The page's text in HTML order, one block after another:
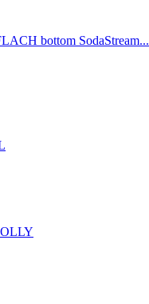
bottom SodaStream...